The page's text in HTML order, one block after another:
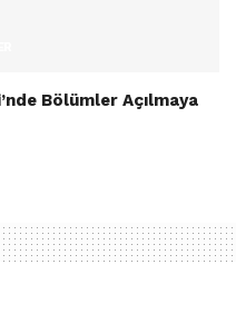
Bölümler Açılmaya